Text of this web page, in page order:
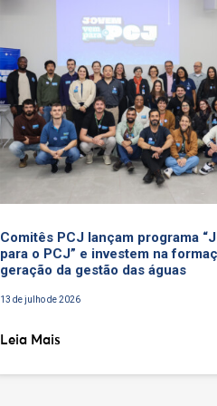
Comitês PCJ lançam programa
para o PCJ” e investem na
geração da gestão das águas
13 de julho de 2026
Leia Mais